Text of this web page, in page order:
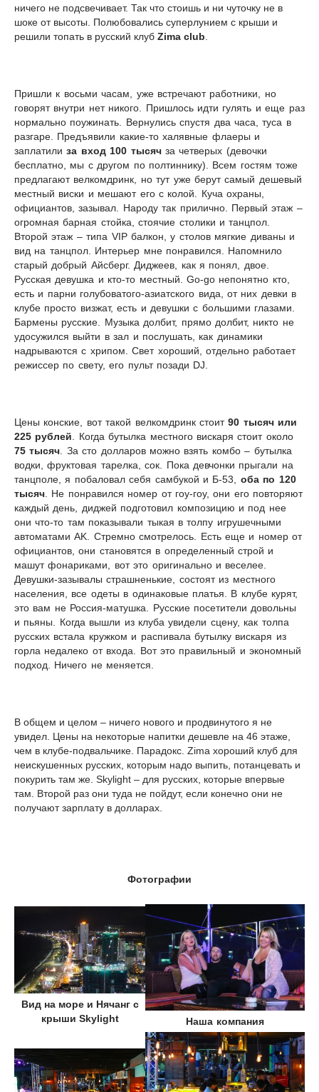
ничего не подсвечивает. Так что стоишь и ни чуточку не в
шоке от высоты. Полюбовались суперлунием с крыши и
решили топать в русский клуб Zima club
Пришли к восьми часам, уже встречают работники, но
говорят внутри нет никого. Пришлось идти гулять и еще раз
нормально поужинать. Вернулись спустя два часа, туса в
разгаре. Предъявили какие-то халявные флаеры и
заплатилиза вход 100 тысячза четверых (девочки
бесплатно, мы с другом по полтиннику). Всем гостям тоже
предлагают велкомдринк, но тут уже берут самый дешевый
местный виски и мешают его с колой. Куча охраны,
официантов, зазывал. Народу так прилично. Первый этаж –
огромная барная стойка, стоячие столики и танцпол.
Второй этаж – типа VIP балкон, у столов мягкие диваны и
вид на танцпол. Интерьер мне понравился. Напомнило
старый добрый Айсберг. Диджеев, как я понял, двое.
Русская девушка и кто-то местный. Go-go непонятно кто,
есть и парни голубоватого-азиатского вида, от них девки в
клубе просто визжат, есть и девушки с большими глазами.
Бармены русские. Музыка долбит, прямо долбит, никто не
удосужился выйти в зал и послушать, как динамики
надрываются с хрипом. Свет хороший, отдельно работает
режиссер по свету, его пульт позади DJ
Цены конские, вот такой велкомдринк стоит90 тысяч или
225 рублей . Когда бутылка местного вискаря стоит около
75 тысяч . За сто долларов можно взять комбо – бутылка
водки, фруктовая тарелка, сок. Пока девчонки прыгали на
танцполе, я побаловал себя самбукой и Б-53, оба по 120
тысяч . Не понравился номер от гоу-гоу, они его повторяют
каждый день, диджей подготовил композицию и под нее
они что-то там показывали тыкая в толпу игрушечными
автоматамиAK . Стремно смотрелось. Есть еще и номер от
официантов, они становятся в определенный строй и
машут фонариками, вот это оригинально и веселее.
Девушки-зазывалы страшненькие, состоят из местного
населения, все одеты в одинаковые платья. В клубе курят,
это вам не Россия-матушка. Русские посетители довольны
и пьяны. Когда вышли из клуба увидели сцену, как толпа
русских встала кружком и распивала бутылку вискаря из
горла недалеко от входа. Вот это правильный и экономный
подход. Ничего не меняется.
В общем и целом – ничего нового и продвинутого я не
увидел. Цены на некоторые напитки дешевле на 46 этаже,
чем в клубе-подвальчике. Парадокс. Zima хороший клуб для
неискушенных русских, которым надо выпить, потанцевать и
покурить там же. Skylight – для русских, которые впервые
там. Второй раз они туда не пойдут, если конечно они не
получают зарплату в долларах.
Фотографии
Вид на море и Нячанг с
крыши Skylight
Наша компания